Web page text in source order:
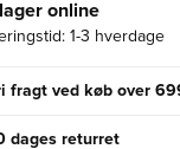
online
1-3 hverdage
fragt ved køb over
dages returret